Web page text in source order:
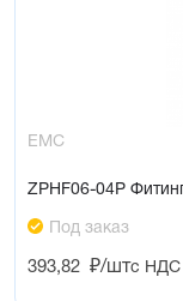
EMC
ZPHF06-04P
Под заказ
393,82 ₽/штс НДС